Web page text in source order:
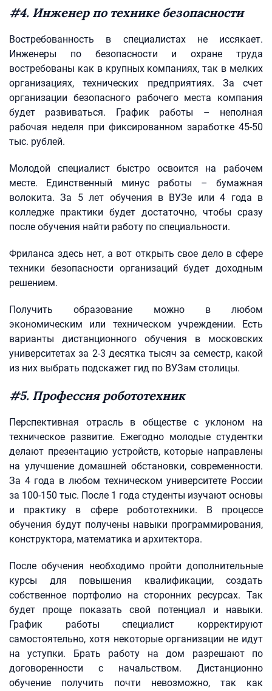
#4. Инженер по технике безопасности
Востребованность в специалистах не иссякает.
Инженеры по безопасности и охране труда
востребованы как в крупных компаниях, так в мелких
организациях, технических предприятиях. За счет
организации безопасного рабочего места компания
будет развиваться. График работы – неполная
рабочая неделя при фиксированном заработке 45-50
тыс. рублей.
Молодой специалист быстро освоится на рабочем
месте. Единственный минус работы – бумажная
волокита. За 5 лет обучения в ВУЗе или 4 года в
колледже практики будет достаточно, чтобы сразу
после обучения найти работу по специальности.
Фриланса здесь нет, а вот открыть свое дело в сфере
техники безопасности организаций будет доходным
решением.
Получить образование можно в любом
экономическим или техническом учреждении. Есть
варианты дистанционного обучения в московских
университетах за 2-3 десятка тысяч за семестр, какой
из них выбрать подскажет гид по ВУЗам столицы.
#5. Профессия робототехник
Перспективная отрасль в обществе с уклоном на
техническое развитие. Ежегодно молодые студентки
делают презентацию устройств, которые направлены
на улучшение домашней обстановки, современности.
За 4 года в любом техническом университете России
за 100-150 тыс. После 1 года студенты изучают основы
и практику в сфере робототехники. В процессе
обучения будут получены навыки программирования,
конструктора, математика и архитектора.
После обучения необходимо пройти дополнительные
курсы для повышения квалификации, создать
собственное портфолио на сторонних ресурсах. Так
будет проще показать свой потенциал и навыки.
График работы специалист корректируют
самостоятельно, хотя некоторые организации не идут
на уступки. Брать работу на дом разрешают по
договоренности с начальством. Дистанционно
обучение получить почти невозможно, так как